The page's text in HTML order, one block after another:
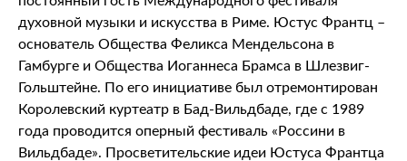
духовной музыки и искусства в Риме. Юстус Франтц –
основатель Общества Феликса Мендельсона в
Гамбурге и Общества Иоганнеса Брамса в Шлезвиг-
Гольштейне. По его инициативе был отремонтирован
Королевский куртеатр в Бад-Вильдбаде, где с 1989
года проводится оперный фестиваль «Россини в
Вильдбаде». Просветительские идеи Юстуса Франтца